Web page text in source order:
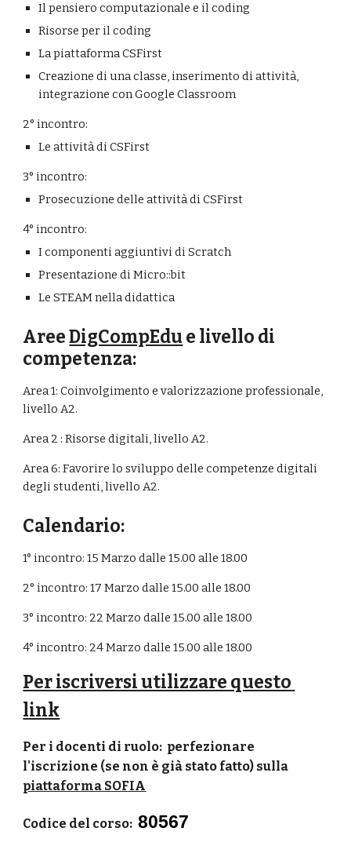
Il pensiero computazionale e il coding
Risorse per il coding
La piattaforma CSFirst
Creazione di una classe, inserimento di attività,
integrazione con Google Classroom
2° incontro:
Le attività di CSFirst
3° incontro:
Prosecuzione delle attività di CSFirst
4° incontro:
I componenti aggiuntivi di Scratch
Presentazione di Micro::bit
Le STEAM nella didattica
Aree DigCompEdu e livello di
competenza:
Area 1: Coinvolgimento e valorizzazione professionale,
livello A2.
Area 2 : Risorse digitali, livello A2.
Area 6: Favorire lo sviluppo delle competenze digitali
degli studenti, livello A2.
Calendario:
1° incontro: 15 Marzo dalle 15.00 alle 18.00
2° incontro: 17 Marzo dalle 15.00 alle 18.00
3° incontro: 22 Marzo dalle 15.00 alle 18.00
4° incontro: 24 Marzo dalle 15.00 alle 18.00
Per iscriversi utilizzare questo
link
Per i docenti di ruolo:  perfezionare
piattaforma SOFIA
Codice del corso: 80567